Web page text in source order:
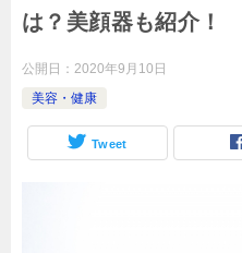
は？美顔器も紹介！
公開日： 2020年9月10日
美容・健康
Tweet